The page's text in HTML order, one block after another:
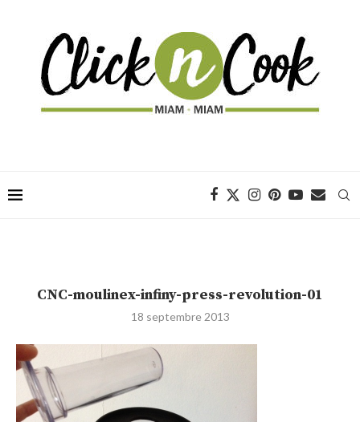
CNC-moulinex-infiny-press-revolution-01
18 septembre 2013